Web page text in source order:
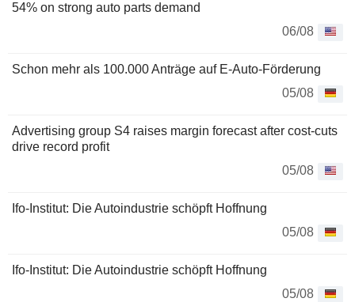
54% on strong auto parts demand
06/08
Schon mehr als 100.000 Anträge auf E-Auto-Förderung
05/08
Advertising group S4 raises margin forecast after cost-cuts
drive record profit
05/08
Ifo-Institut: Die Autoindustrie schöpft Hoffnung
05/08
Ifo-Institut: Die Autoindustrie schöpft Hoffnung
05/08